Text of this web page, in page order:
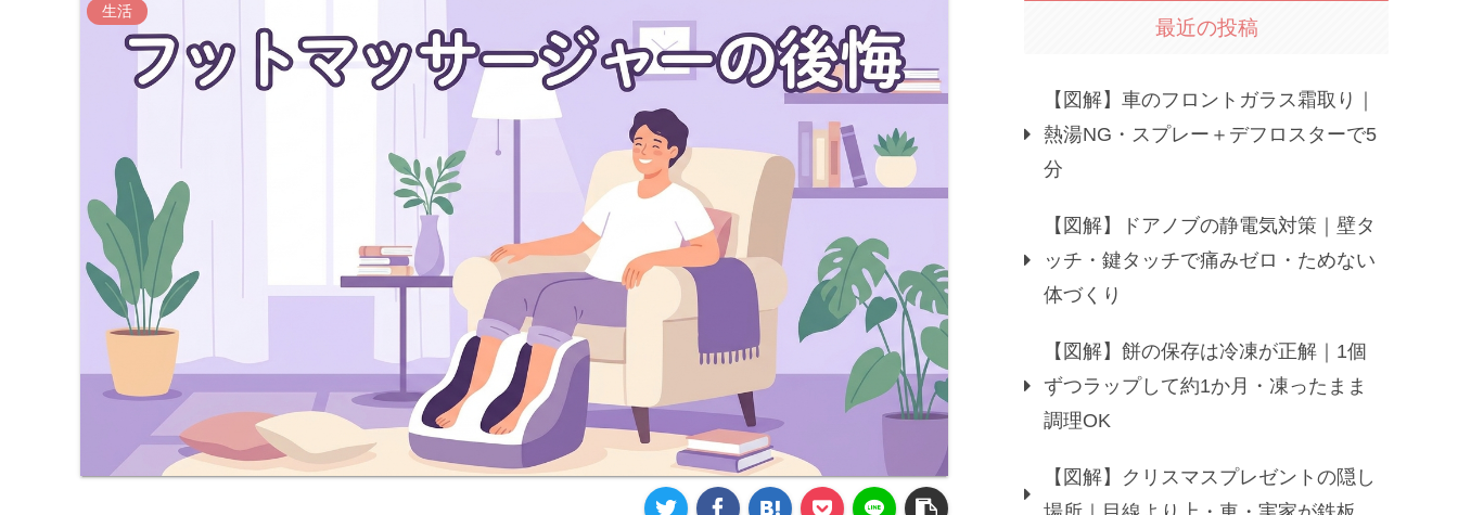
生活
最近の投稿
【図解】車のフロントガラス霜取り｜
熱湯NG・スプレー＋デフロスターで5
分
【図解】ドアノブの静電気対策｜壁タ
ッチ・鍵タッチで痛みゼロ・ためない
体づくり
【図解】餅の保存は冷凍が正解｜1個
ずつラップして約1か月・凍ったまま
調理OK
【図解】クリスマスプレゼントの隠し